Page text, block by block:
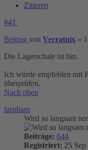
Zitieren
#41
Beitrag von Verratnix »
Die Lagerschale ist hin.
Ich würde empfehlen mit
überprüfen.
Nach oben
farnham
Wird so langsam
Beiträge: 644
Registriert: 25